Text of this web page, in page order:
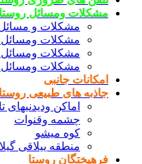
مشکلات ومسائل روستا
مشکلات و
مشکلات ومسائل
مشکلات ومسائل
مشکلات
امکانات جانبی
جاذبه های طبیعی روستا
اماکن ودیدنیهای
چشمه وقنوات
کوه میشو
منطقه ییلاقی
فرهیختگان روستا